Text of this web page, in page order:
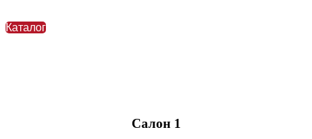
Каталог
Салон 1